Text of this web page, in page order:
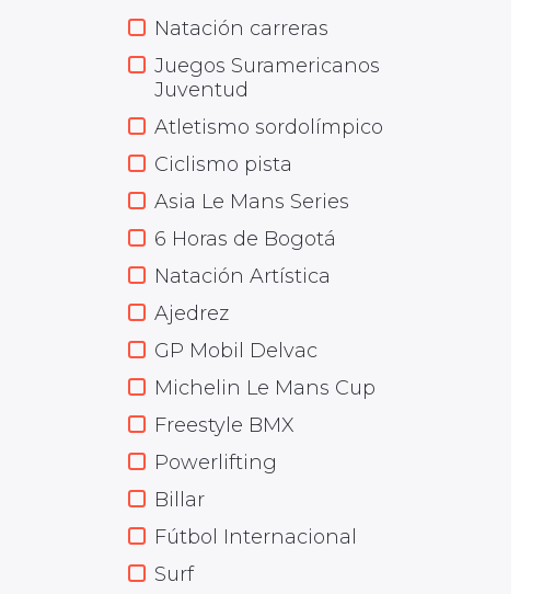
Natación carreras
Juegos Suramericanos
Juventud
Atletismo sordolímpico
Ciclismo pista
Asia Le Mans Series
6 Horas de Bogotá
Natación Artística
Ajedrez
GP Mobil Delvac
Michelin Le Mans Cup
Freestyle BMX
Powerlifting
Billar
Fútbol Internacional
Surf